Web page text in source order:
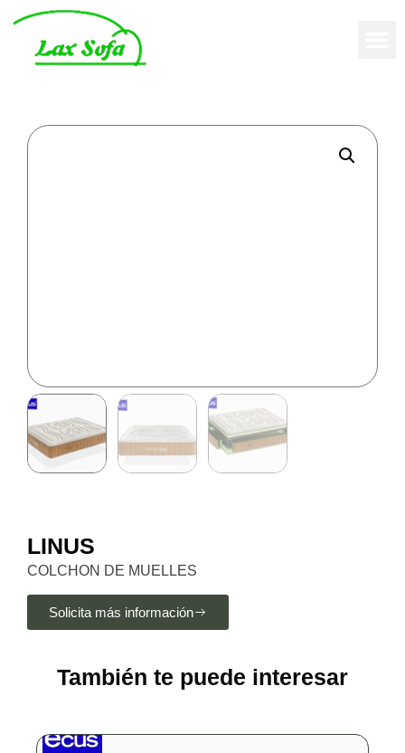
LINUS
COLCHON DE MUELLES
Solicita más información
También te puede interesar